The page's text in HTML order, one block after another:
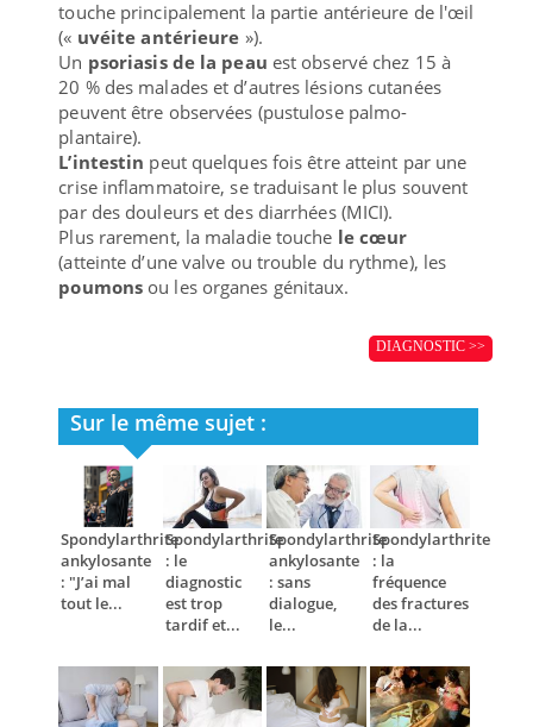
touche principalement la partie antérieure de l'œil
(« uvéite antérieure »).
Un psoriasis de la peau est observé chez 15 à
20 % des malades et d’autres lésions cutanées
peuvent être observées (pustulose palmo-
plantaire).
L’intestin peut quelques fois être atteint par une
crise inflammatoire, se traduisant le plus souvent
par des douleurs et des diarrhées (MICI).
Plus rarement, la maladie touche le cœur
(atteinte d’une valve ou trouble du rythme), les
poumons ou les organes génitaux.
DIAGNOSTIC >>
Sur le même sujet :
Spondylarthrite
ankylosante
: "J’ai mal
tout le...
Spondylarthrite
: le
diagnostic
est trop
tardif et...
Spondylarthrite
ankylosante
: sans
dialogue,
le...
Spondylarthrite
: la
fréquence
des fractures
de la...